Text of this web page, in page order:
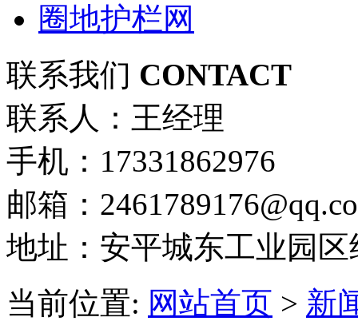
圈地护栏网
联系我们 CONTACT
联系人：王经理
手机：17331862976
邮箱：
地址：安平城东工业园区
当前位置: 网站首页 > 新